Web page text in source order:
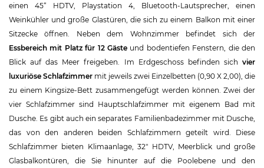
einen 45“ HDTV, Playstation 4, Bluetooth-Lautsprecher, einen
Weinkühler und große Glastüren, die sich zu einem Balkon mit einer
Sitzecke öffnen. Neben dem Wohnzimmer befindet sich der
Essbereich mit Platz für 12 Gäste und bodentiefen Fenstern, die den
Blick auf das Meer freigeben. Im Erdgeschoss befinden sich vier
luxuriöse Schlafzimmer mit jeweils zwei Einzelbetten (0,90 X 2,00), die
zu einem Kingsize-Bett zusammengefügt werden können. Zwei der
vier Schlafzimmer sind Hauptschlafzimmer mit eigenem Bad mit
Dusche. Es gibt auch ein separates Familienbadezimmer mit Dusche,
das von den anderen beiden Schlafzimmern geteilt wird. Diese
Schlafzimmer bieten Klimaanlage, 32″ HDTV, Meerblick und große
Glasbalkontüren, die Sie hinunter auf die Poolebene und den